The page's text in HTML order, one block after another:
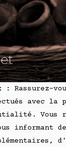
: Rassurez-
avec la
Vous
informant